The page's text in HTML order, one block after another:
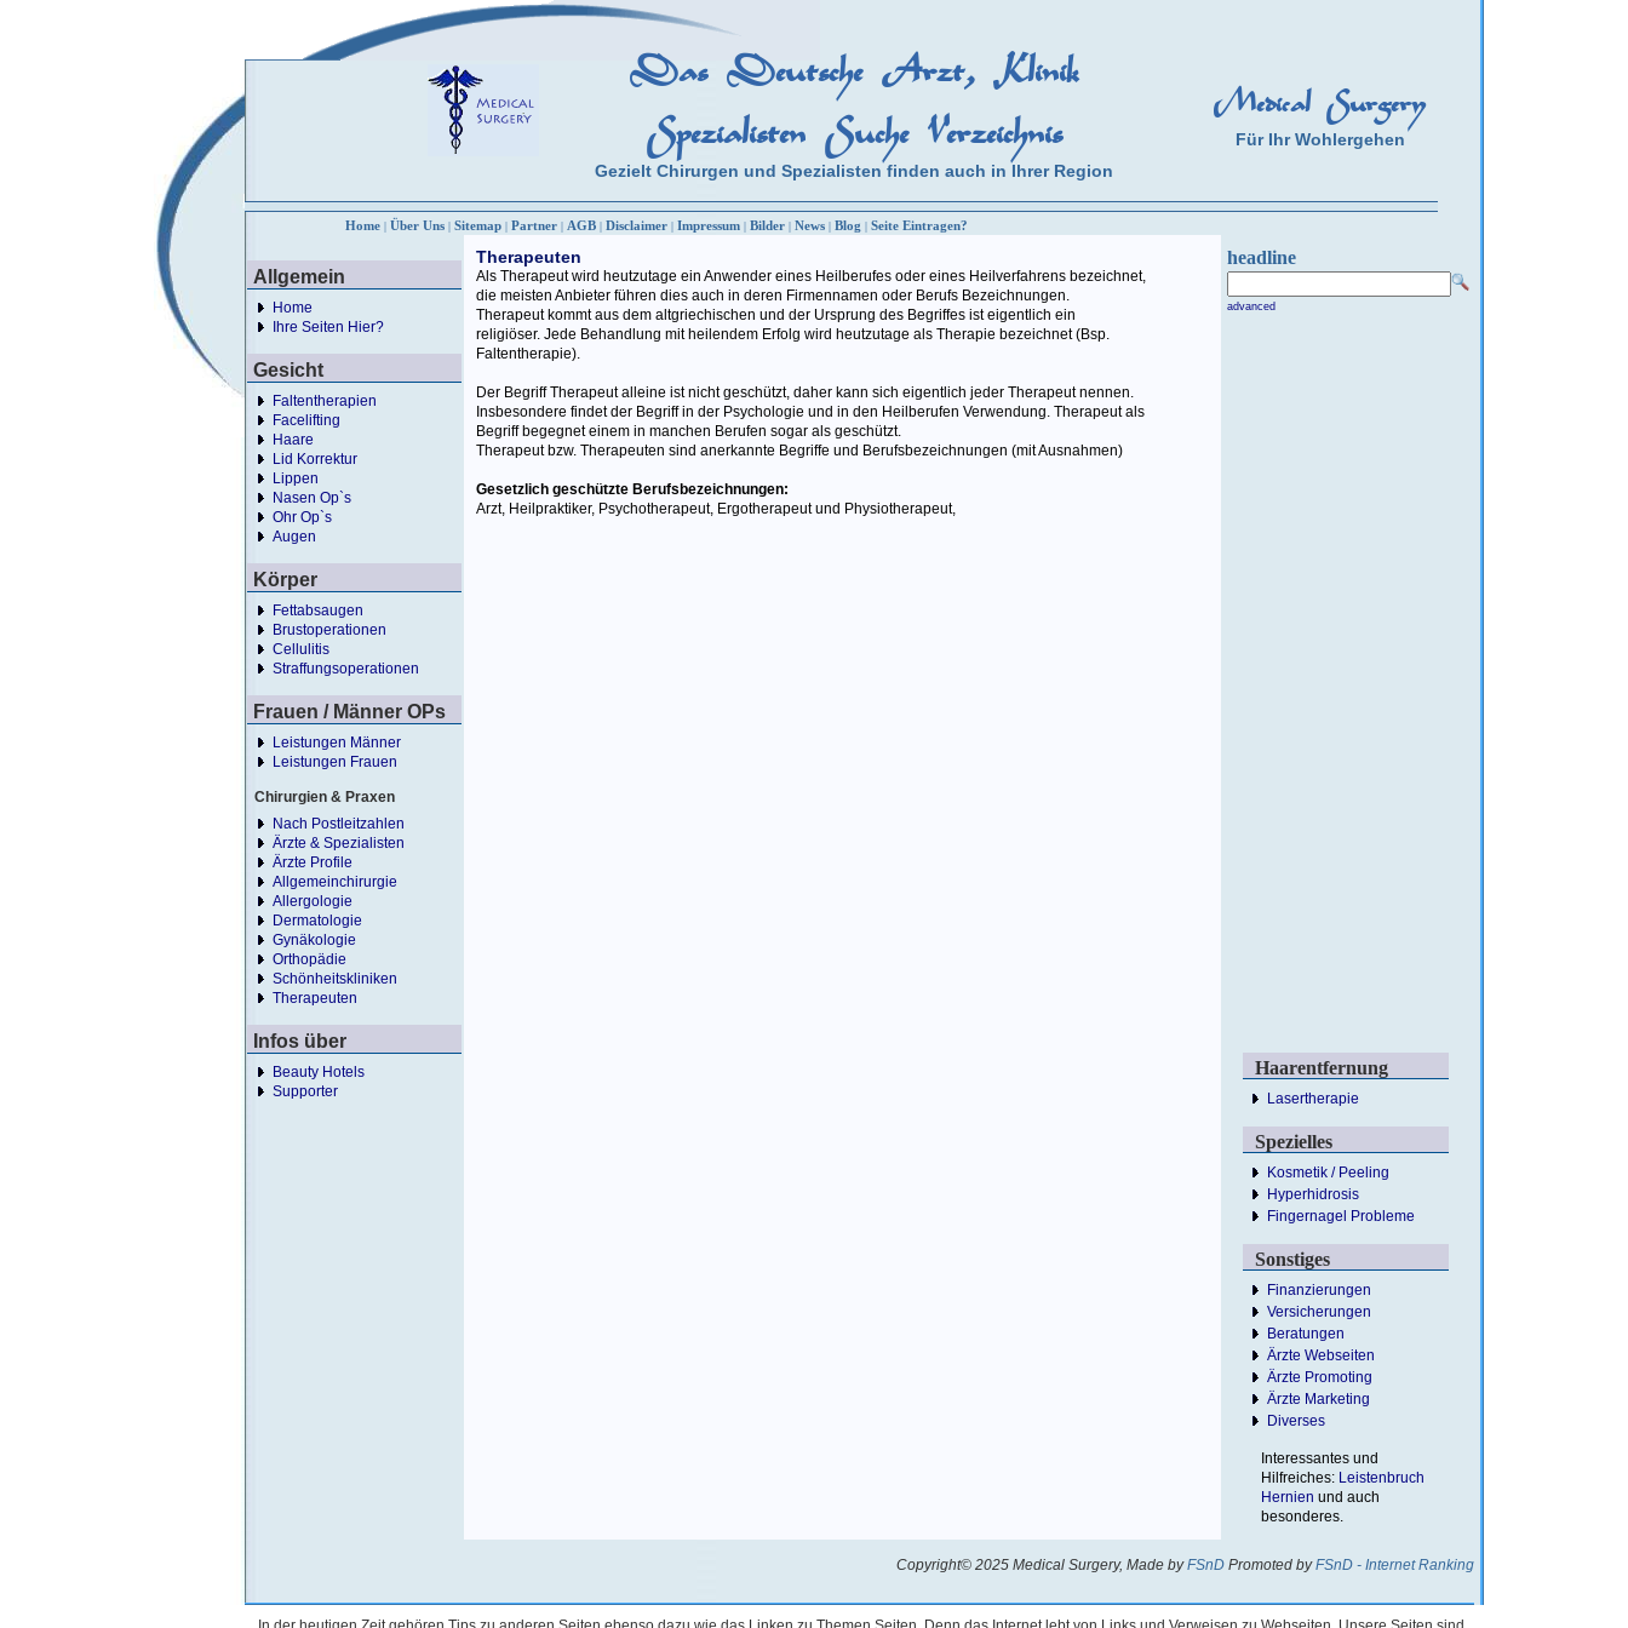
Das Deutsche Arzt, Klinik
Spezialisten Suche Verzeichnis
Gezielt Chirurgen und Spezialisten finden auch in Ihrer Region
Medical Surgery
Für Ihr Wohlergehen
Home | Über Uns | Sitemap | Partner | AGB | Disclaimer | Impressum | Bilder | News | Blog | Seite Eintragen?
Allgemein
Home
Ihre Seiten Hier?
Gesicht
Faltentherapien
Facelifting
Haare
Lid Korrektur
Lippen
Nasen Op`s
Ohr Op`s
Augen
Körper
Fettabsaugen
Brustoperationen
Cellulitis
Straffungsoperationen
Frauen / Männer OPs
Leistungen Männer
Leistungen Frauen
Chirurgien & Praxen
Nach Postleitzahlen
Ärzte & Spezialisten
Ärzte Profile
Allgemeinchirurgie
Allergologie
Dermatologie
Gynäkologie
Orthopädie
Schönheitskliniken
Therapeuten
Infos über
Beauty Hotels
Supporter
Therapeuten
Als Therapeut wird heutzutage ein Anwender eines Heilberufes oder eines Heilverfahrens bezeichnet,
die meisten Anbieter führen dies auch in deren Firmennamen oder Berufs Bezeichnungen.
Therapeut kommt aus dem altgriechischen und der Ursprung des Begriffes ist eigentlich ein
religiöser. Jede Behandlung mit heilendem Erfolg wird heutzutage als Therapie bezeichnet (Bsp.
Faltentherapie).
Der Begriff Therapeut alleine ist nicht geschützt, daher kann sich eigentlich jeder Therapeut nennen.
Insbesondere findet der Begriff in der Psychologie und in den Heilberufen Verwendung. Therapeut als
Begriff begegnet einem in manchen Berufen sogar als geschützt.
Therapeut bzw. Therapeuten sind anerkannte Begriffe und Berufsbezeichnungen (mit Ausnahmen)
Gesetzlich geschützte Berufsbezeichnungen:
Arzt, Heilpraktiker, Psychotherapeut, Ergotherapeut und Physiotherapeut,
headline
advanced
Haarentfernung
Lasertherapie
Spezielles
Kosmetik / Peeling
Hyperhidrosis
Fingernagel Probleme
Sonstiges
Finanzierungen
Versicherungen
Beratungen
Ärzte Webseiten
Ärzte Promoting
Ärzte Marketing
Diverses
Interessantes und
Hilfreiches: Leistenbruch
Hernien und auch
besonderes.
Copyright© 2025 Medical Surgery, Made byFSnD Promoted byFSnD - Internet Ranking